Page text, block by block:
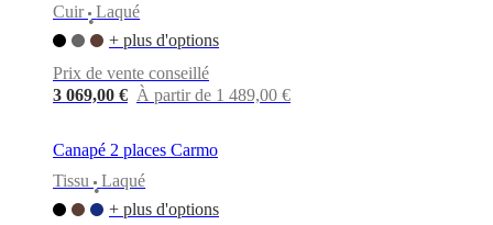
Cuir
•
Laqué
+ plus d'options
Prix de vente conseillé
3 069,00 € À partir de 1 489,00 €
Canapé 2 places Carmo
Tissu
•
Laqué
+ plus d'options